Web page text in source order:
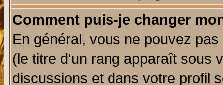
Comment puis-je changer
En général, vous ne pouvez
(le titre d'un rang apparaît sous
discussions et dans votre profil